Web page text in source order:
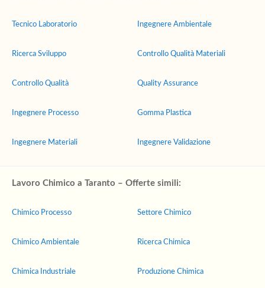
Tecnico Laboratorio
Ricerca Sviluppo
Controllo Qualità
Ingegnere Processo
Ingegnere Materiali
Ingegnere Ambientale
Controllo Qualità Materiali
Quality Assurance
Gomma Plastica
Ingegnere Validazione
Lavoro Chimico a Taranto – Offerte simili:
Chimico Processo
Chimico Ambientale
Chimica Industriale
Settore Chimico
Ricerca Chimica
Produzione Chimica